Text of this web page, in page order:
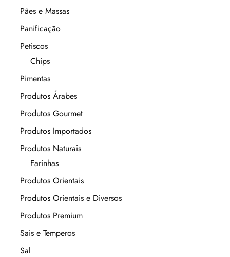
Pães e Massas
Panificação
Petiscos
Chips
Pimentas
Produtos Árabes
Produtos Gourmet
Produtos Importados
Produtos Naturais
Farinhas
Produtos Orientais
Produtos Orientais e Diversos
Produtos Premium
Sais e Temperos
Sal